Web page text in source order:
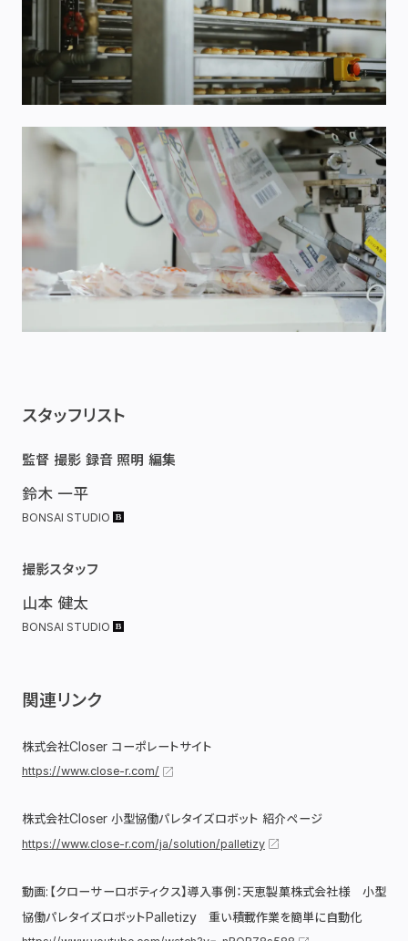
スタッフリスト
監督 撮影 録音 照明 編集
鈴木 一平
BONSAI STUDIO
撮影スタッフ
山本 健太
BONSAI STUDIO
関連リンク
株式会社Closer コーポレートサイト
https://www.close-r.com/
株式会社Closer 小型協働パレタイズロボット 紹介ページ
https://www.close-r.com/ja/solution/palletizy
動画:【クローサーロボティクス】導入事例：天恵製菓株式会社様 小型
協働パレタイズロボットPalletizy 重い積載作業を簡単に自動化